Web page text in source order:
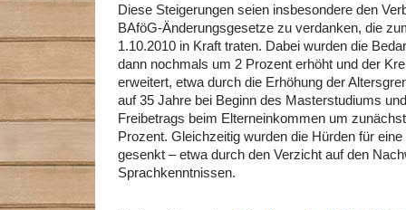
Diese Steigerungen seien insbesondere den
BAföG-Änderungsgesetze zu verdanken, die
1.10.2010 in Kraft traten. Dabei wurden die
dann nochmals um 2 Prozent erhöht und der
erweitert, etwa durch die Erhöhung der
auf 35 Jahre bei Beginn des Masterstudiums
Freibetrags beim Elterneinkommen um
Prozent. Gleichzeitig wurden die Hürden für
gesenkt – etwa durch den Verzicht auf den
Sprachkenntnissen.